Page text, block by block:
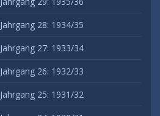
Jahrgang 28: 1934/35
Jahrgang 27: 1933/34
Jahrgang 26: 1932/33
Jahrgang 25: 1931/32